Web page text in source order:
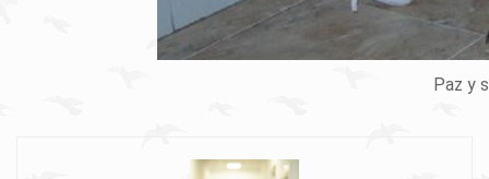
Paz y